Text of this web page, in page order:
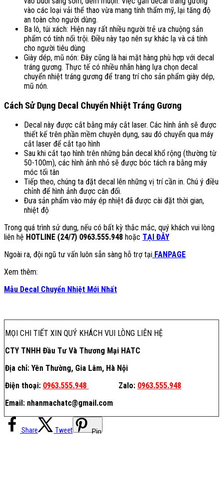
vào các loại vải thể thao vừa mang tính thẩm mỹ, lại tăng độ
an toàn cho người dùng.
Ba lô, túi xách: Hiện nay rất nhiều người trẻ ưa chuộng sản
phẩm có tính nổi trội. Điều này tạo nên sự khác lạ và cá tính
cho người tiêu dùng
Giày dép, mũ nón: Đây cũng là hai mặt hàng phù hợp với decal
tráng gương. Thực tế có nhiều nhãn hàng lựa chọn decal
chuyển nhiệt tráng gương để trang trí cho sản phẩm giày dép,
mũ nón.
Cách Sử Dụng Decal Chuyển Nhiệt Tráng Gương
Decal này được cắt bằng máy cắt laser. Các hình ảnh sẽ được
thiết kế trên phần mềm chuyên dụng, sau đó chuyển qua máy
cắt laser để cắt tạo hình
Sau khi cắt tạo hình trên những bản decal khổ rộng (thường từ
50-100m), các hình ảnh nhỏ sẽ được bóc tách ra bằng máy
móc tối tân
Tiếp theo, chúng ta đặt decal lên những vị trí cần in. Chú ý điều
chỉnh để hình ảnh được cân đối.
Đưa sản phẩm vào máy ép nhiệt đã được cài đặt thời gian,
nhiệt độ
Trong quá trình sử dung, nếu có bất kỳ thắc mắc, quý khách vui lòng
liên hệ HOTLINE (24/7) 0963.555.948 hoặc TẠI ĐÂY
Ngoài ra, đội ngũ tư vấn luôn sẵn sàng hỗ trợ tại FANPAGE
Xem thêm:
Mẫu Decal Chuyển Nhiệt Mới Nhất
MỌI CHI TIẾT XIN QUÝ KHÁCH VUI LÒNG LIÊN HỆ
CTY TNHH Đầu Tư Và Thương Mại HATC
Địa chỉ: Yên Thường, Gia Lâm, Hà Nội
Điện thoại: 0963.555.948 Zalo: 0963.555.948
Email: nhanmachatc@gmail.com
Share Tweet Pin